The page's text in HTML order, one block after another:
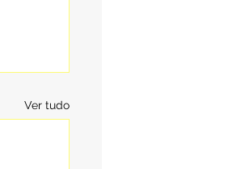
Ver tudo